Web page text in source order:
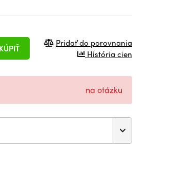
KÚPIŤ
Pridať do porovnania
História cien
na otázku